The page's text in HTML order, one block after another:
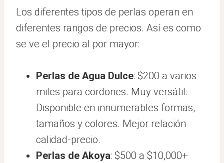
Los diferentes tipos de perlas operan en
diferentes rangos de precios. Así es como
se ve el precio al por mayor:
Perlas de Agua Dulce: $200 a varios
miles para cordones. Muy versátil.
Disponible en innumerables formas,
tamaños y colores. Mejor relación
calidad-precio.
Perlas de Akoya: $500 a $10,000+